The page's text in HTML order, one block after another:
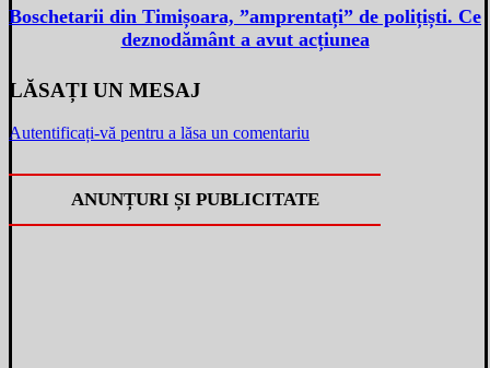
Boschetarii din Timișoara, ”amprentați” de polițiști. Ce
deznodământ a avut acțiunea
LĂSAȚI UN MESAJ
Autentificați-vă pentru a lăsa un comentariu
ANUNȚURI ȘI PUBLICITATE